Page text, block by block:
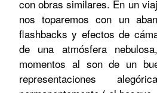
con obras similares. En un
nos toparemos con un
flashbacks y efectos de
de una atmósfera
momentos al son de un
representaciones